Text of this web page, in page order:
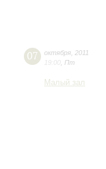
07 октября 2011
19:00 Пт
Малый зал